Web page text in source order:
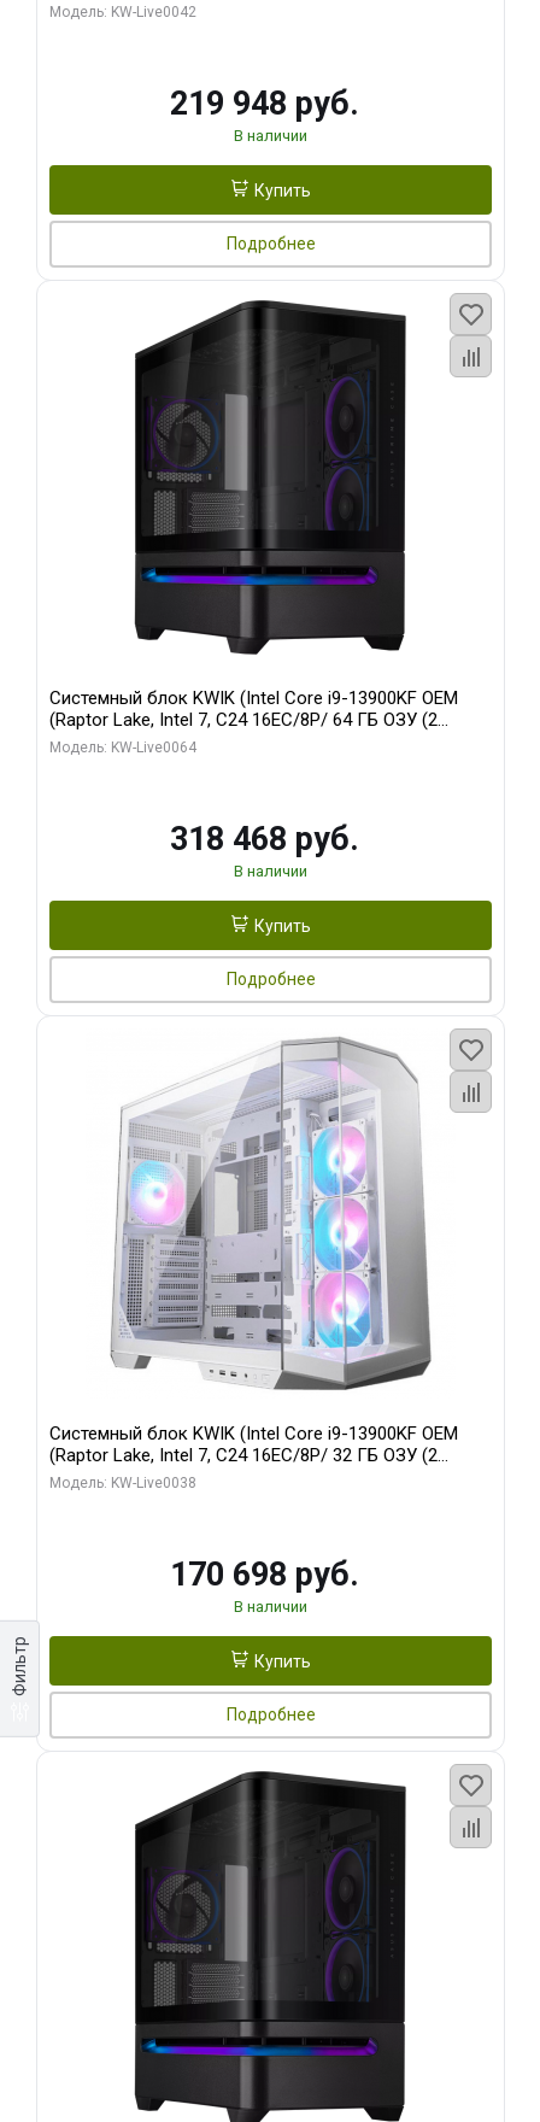
Фильтр
модуля)/ Gigabyte RTX5070Ti EAGLE OC ICE SFF 16GB
Модель: KW-Live0042
219 948 руб.
В наличии
Купить
Подробнее
Системный блок KWIK (Intel Core i9-13900KF OEM
(Raptor Lake, Intel 7, C24 16EC/8P/ 64 ГБ ОЗУ (2
модуля)/ ASUS RTX5080 PROART OC 16GB GDDR7
Модель: KW-Live0064
318 468 руб.
В наличии
Купить
Подробнее
Системный блок KWIK (Intel Core i9-13900KF OEM
(Raptor Lake, Intel 7, C24 16EC/8P/ 32 ГБ ОЗУ (2
модуля)/ Gigabyte RX9070XT GAMING OC 16GB GDDR6
Модель: KW-Live0038
170 698 руб.
В наличии
Купить
Подробнее